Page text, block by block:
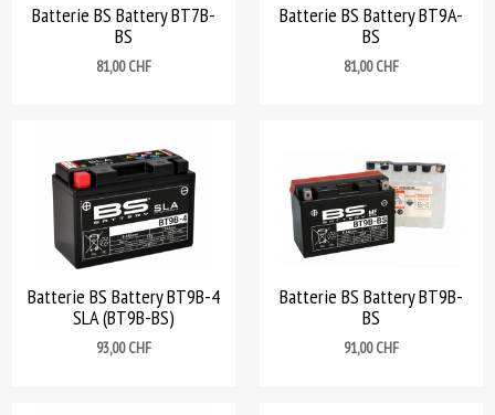
Batterie BS Battery BT7B-
BS
Prix
81,00 CHF
Batterie BS Battery BT9A-
BS
Prix
81,00 CHF
Batterie BS Battery BT9B-4
SLA (BT9B-BS)
Prix
93,00 CHF
Batterie BS Battery BT9B-
BS
Prix
91,00 CHF